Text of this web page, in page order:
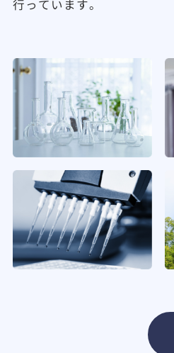
行っています。